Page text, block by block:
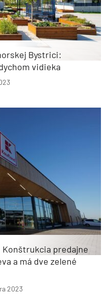
Bystrici:
vidieka
predajne
a má dve zelené
2023